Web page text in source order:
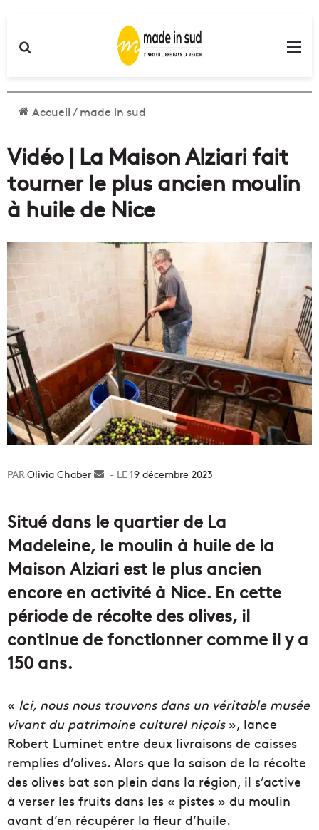
Accueil/made in sud
Vidéo | La Maison Alziari fait
tourner le plus ancien moulin
à huile de Nice
Olivia Chaber
Envoyer19 décembre 2023
Situé dans le quartier de La
Madeleine, le moulin à huile de la
Maison Alziari est le plus ancien
encore en activité à Nice. En cette
période de récolte des olives, il
continue de fonctionner comme il y a
150 ans.
« Ici, nous nous trouvons dans un véritable musée
vivant du patrimoine culturel niçois», lance
Robert Luminet entre deux livraisons de caisses
remplies d’olives. Alors que la saison de la récolte
des olives bat son plein dans la région, il s’active
à verser les fruits dans les « pistes » du moulin
avant d’en récupérer la fleur d’huile.